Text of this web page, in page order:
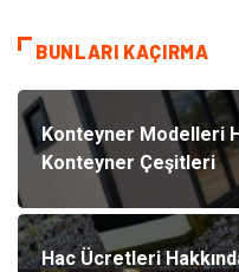
BUNLARI KAÇIRMA
Konteyner Modelleri
Konteyner Çeşitleri
Hac Ücretleri